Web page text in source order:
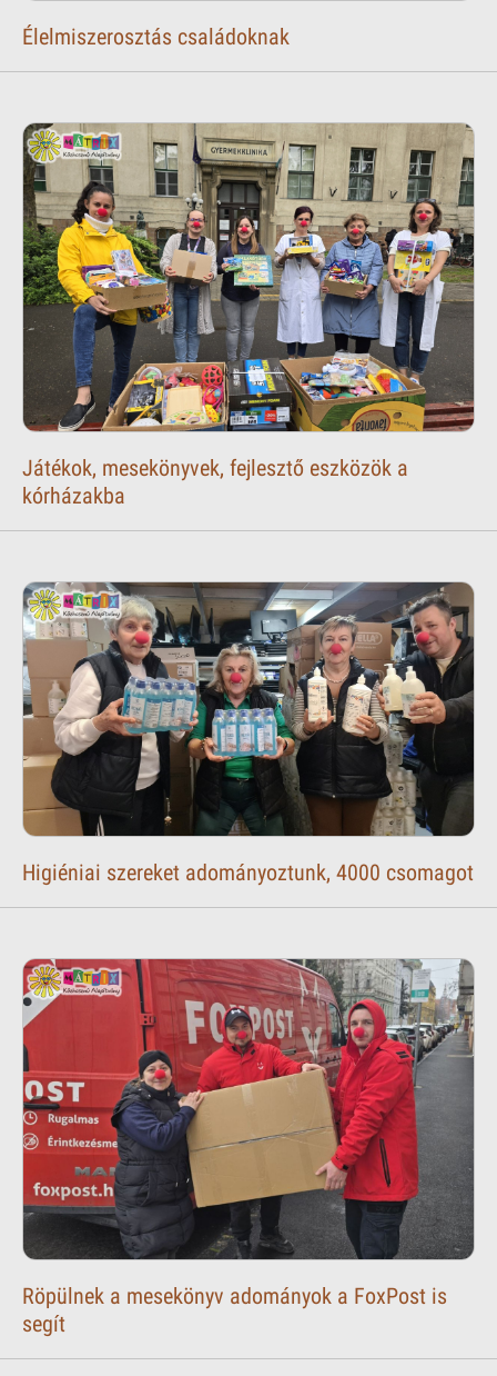
Élelmiszerosztás családoknak
Játékok, mesekönyvek, fejlesztő eszközök a
kórházakba
Higiéniai szereket adományoztunk, 4000 csomagot
Röpülnek a mesekönyv adományok a FoxPost is
segít